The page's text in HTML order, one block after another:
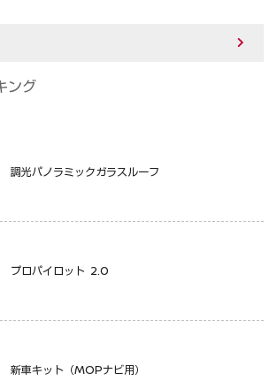
ング
調光パノラミックガラスルーフ
プロパイロット 2.0
新車キット（MOPナビ用）